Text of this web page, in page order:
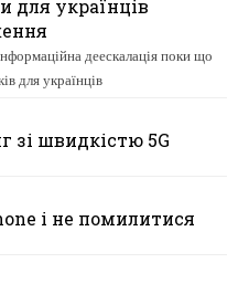
для українців
деескалація поки що
для українців
зі швидкістю 5G
і не помилитися